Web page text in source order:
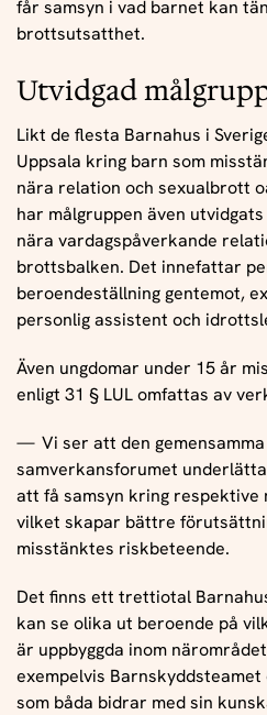
får samsyn i vad barnet kan
brottsutsatthet.
Utvidgad
Likt de flesta Barnahus i
Uppsala kring barn som
nära relation och sexualbrott
har målgruppen även
nära vardagspåverkande
brottsbalken. Det innefattar
beroendeställning gentemot,
personlig assistent och
Även ungdomar under 15 år
enligt 31 § LUL omfattas av
Vi ser att den
samverkansforumet
att få samsyn kring respektive
vilket skapar bättre
misstänktes riskbeteende.
Det finns ett trettiotal
kan se olika ut beroende på
är uppbyggda inom
exempelvis
som båda bidrar med sin